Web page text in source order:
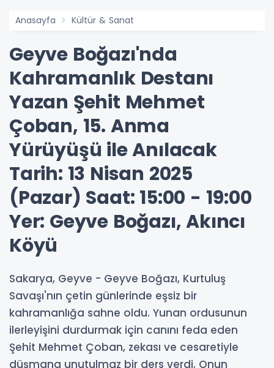
Anasayfa Kültür & Sanat
Geyve Boğazı'nda
Kahramanlık Destanı
Yazan Şehit Mehmet
Çoban, 15. Anma
Yürüyüşü ile Anılacak
Tarih: 13 Nisan 2025
(Pazar) Saat: 15:00 - 19:00
Yer: Geyve Boğazı, Akıncı
Köyü
Sakarya, Geyve - Geyve Boğazı, Kurtuluş
Savaşı'nın çetin günlerinde eşsiz bir
kahramanlığa sahne oldu. Yunan ordusunun
ilerleyişini durdurmak için canını feda eden
Şehit Mehmet Çoban, zekası ve cesaretiyle
düşmana unutulmaz bir ders verdi. Onun